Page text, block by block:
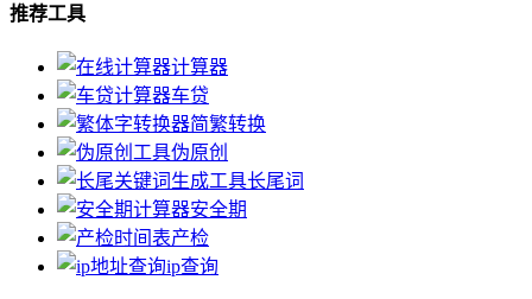
推荐工具
计算器
车贷
简繁转换
伪原创
长尾词
安全期
产检
ip查询